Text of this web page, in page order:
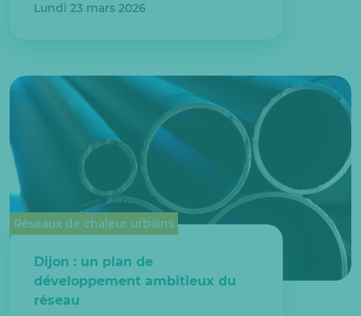
Lundi 23 mars 2026
Réseaux de chaleur urbains
Dijon : un plan de
développement ambitieux du
réseau